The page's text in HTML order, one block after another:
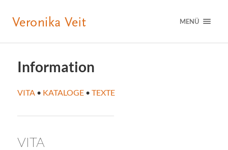
MENÜ
Information
VITA• KATALOGE• TEXTE
VITA